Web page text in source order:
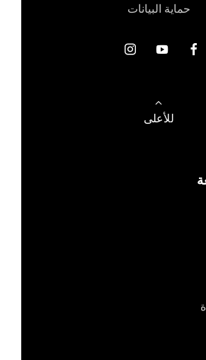
حماية البيانات
للأعلى